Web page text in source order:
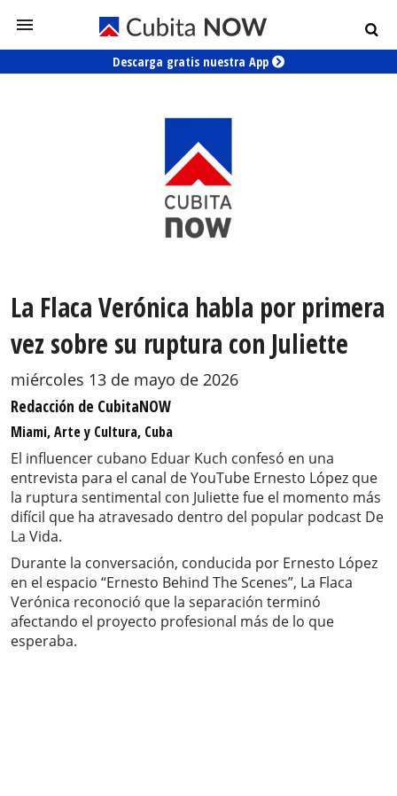
Descarga gratis nuestra App
La Flaca Verónica habla por primera
vez sobre su ruptura con Juliette
miércoles 13 de mayo de 2026
Redacción de CubitaNOW
Miami, Arte y Cultura, Cuba
El influencer cubano Eduar Kuch confesó en una
entrevista para el canal de YouTube Ernesto López que
la ruptura sentimental con Juliette fue el momento más
difícil que ha atravesado dentro del popular podcast De
La Vida.
Durante la conversación, conducida por Ernesto López
en el espacio “Ernesto Behind The Scenes”, La Flaca
Verónica reconoció que la separación terminó
afectando el proyecto profesional más de lo que
esperaba.